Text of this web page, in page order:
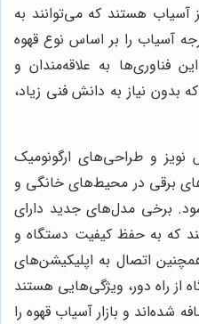
هستند که می‌توانند به
آسیاب را بر اساس نوع قهوه
فناوری‌ها به علاقه‌مندان و
بدون نیاز به دانش فنی زیاد،
نویز و طراحی‌های ارگونومیک
برقی در محیط‌های خانگی و
برخی مدل‌های جدید دارای
که به حفظ کیفیت دستگاه و
اتصال به اپلیکیشن‌های
از راه دور، ویژگی‌هایی هستند
شده‌اند و بازار آسیاب قهوه را